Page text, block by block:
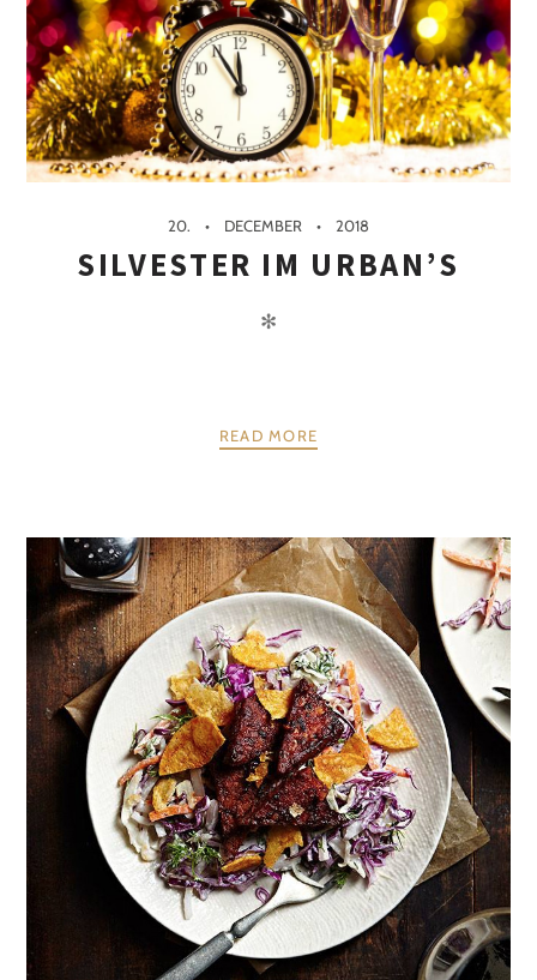
20. DECEMBER 2018
SILVESTER IM URBAN’S
✻
READ MORE